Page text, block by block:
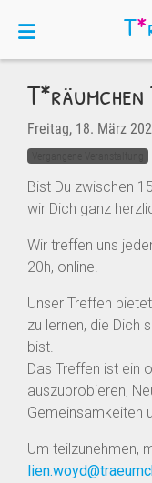
Freitag, 18. März
Bist Du zwischen
wir Dich ganz
Wir treffen uns
20h, online.
Unser Treffen
zu lernen, die Dich
bist.
Das Treffen ist ein
auszuprobieren,
Gemeinsamkeiten
Um teilzunehmen,
T*